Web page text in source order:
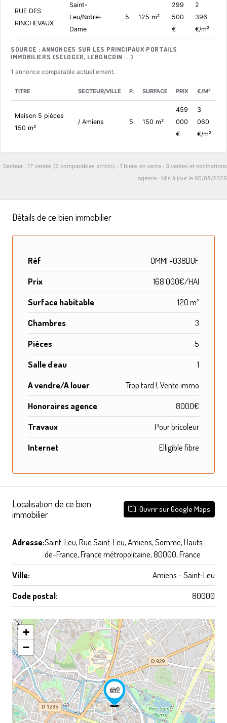
RUE DES
RINCHEVAUX
Saint-
Leu/Notre-
Dame
5 125 m²
299
500
€
2
396
€/m²
SOURCE : ANNONCES SUR LES PRINCIPAUX PORTAILS
IMMOBILIERS (SELOGER, LEBONCOIN ...)
1 annonce comparable actuellement.
TITRE SECTEUR/VILLE P. SURFACE PRIX €/M²
Maison 5 pièces
150 m²
/ Amiens 5 150 m²
459
000
€
3
060
€/m²
Secteur : 17 ventes (2 comparables stricts) · 1 biens en vente · 3 ventes et estimations
agence · Mis à jour le 06/08/2026
Détails de ce bien immobilier
Réf
OMMI -038DUF
Prix
168.000€/HAI
Surface habitable
120 m²
Chambres
3
Pièces
5
Salle d'eau
1
A vendre/A louer
Trop tard !, Vente immo
Honoraires agence
8000€
Travaux
Pour bricoleur
Internet
Elligible fibre
Localisation de ce bien
immobilier
Ouvrir sur Google Maps
Adresse:Saint-Leu, Rue Saint-Leu, Amiens, Somme, Hauts-
de-France, France métropolitaine, 80000, France
Ville:
Amiens - Saint-Leu
Code postal:
80000
+
−